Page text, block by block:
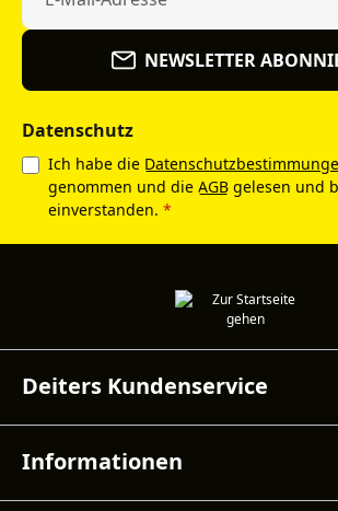
NEWSLETTER
Datenschutz
Ich habe die
genommen und die AGB gelesen und
einverstanden. *
Deiters Kundenservice
Informationen